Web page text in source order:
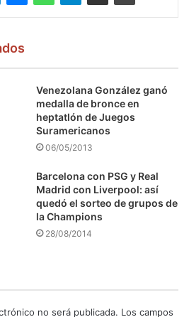
Venezolana González ganó
medalla de bronce en
heptatlón de Juegos
Suramericanos
06/05/2013
Barcelona con PSG y Real
Madrid con Liverpool: así
quedó el sorteo de grupos de
la Champions
28/08/2014
no será publicada. Los campos